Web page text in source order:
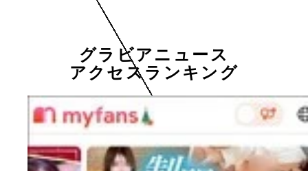
グラビアニュース
アクセスランキング